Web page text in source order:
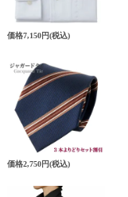
価格7,150円(税込)
価格2,750円(税込)